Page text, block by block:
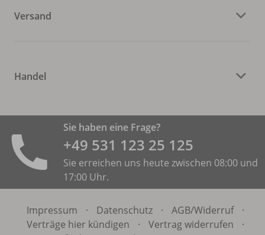
Versand
Handel
Sie haben eine Frage?
+49 531 ­123 25 125
Sie erreichen uns heute zwischen 08:00 und
17:00 Uhr.
Impressum · Datenschutz · AGB/Widerruf
·
Verträge hier kündigen
· Vertrag widerrufen
·